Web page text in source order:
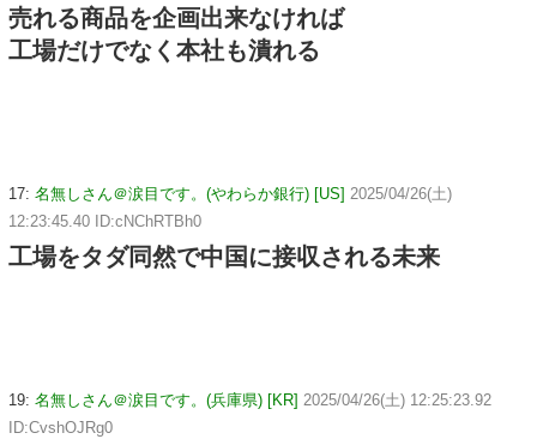
売れる商品を企画出来なければ
工場だけでなく本社も潰れる
17: 名無しさん＠涙目です。(やわらか銀行) [US] 2025/04/26(土)
12:23:45.40 ID:cNChRTBh0
工場をタダ同然で中国に接収される未来
19: 名無しさん＠涙目です。(兵庫県) [KR] 2025/04/26(土) 12:25:23.92
ID:CvshOJRg0